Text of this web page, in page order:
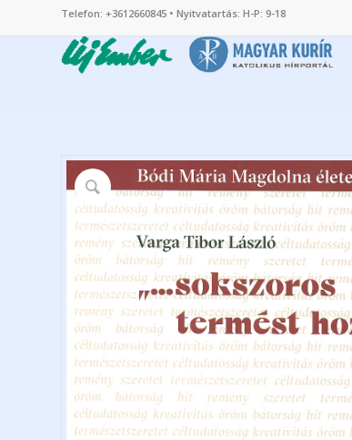
Telefon: +3612660845 • Nyitvatartás: H-P: 9-18